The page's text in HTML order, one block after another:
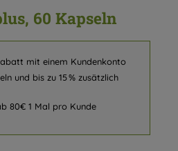
60 Kapseln
mit einem Kundenkonto
und bis zu 15 % zusätzlich
80€ 1 Mal pro Kunde